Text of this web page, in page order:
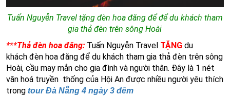
Tuấn Nguyễn Travel tặng đèn hoa đăng để để du khách tham
gia thả đèn trên sông Hoài
***Thả đèn hoa đăng: Tuấn Nguyễn Travel TẶNG du
khách đèn hoa đăng để du khách tham gia thả đèn trên sông
Hoài, cầu may mắn cho gia đình và người thân. Đây là 1 nét
văn hoá truyền thống của Hội An được nhiều người yêu thích
trongtour Đà Nẵng 4 ngày 3 đêm